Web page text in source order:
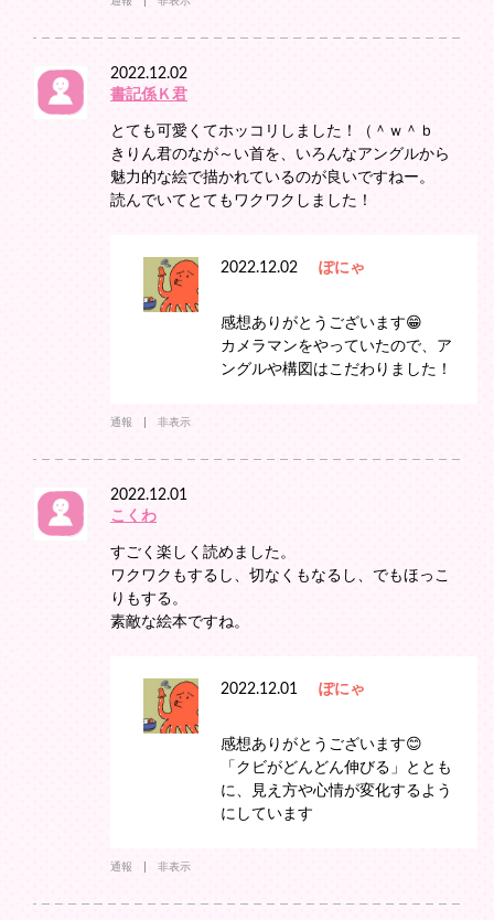
2022.12.02
書記係Ｋ君
とても可愛くてホッコリしました！（＾ｗ＾ｂ
きりん君のなが～い首を、いろんなアングルから
魅力的な絵で描かれているのが良いですねー。
読んでいてとてもワクワクしました！
2022.12.02 ぽにゃ
感想ありがとうございます😁
カメラマンをやっていたので、ア
ングルや構図はこだわりました！
通報 非表示
2022.12.01
こくわ
すごく楽しく読めました。
ワクワクもするし、切なくもなるし、でもほっこ
りもする。
素敵な絵本ですね。
2022.12.01 ぽにゃ
感想ありがとうございます😊
「クビがどんどん伸びる」ととも
に、見え方や心情が変化するよう
にしています
通報 非表示